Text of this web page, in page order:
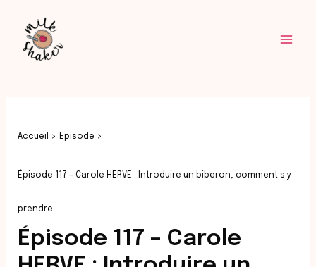
contenu
Accueil Episode
Épisode 117 – Carole HERVE : Introduire un biberon, comment s’y
prendre
Épisode 117 – Carole
des
articles